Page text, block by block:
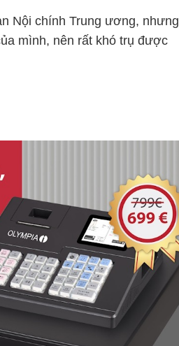
Nội chính Trung ương, nhưng
mình, nên rất khó trụ được